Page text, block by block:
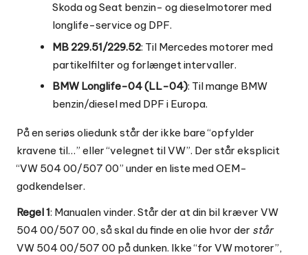
Skoda og Seat benzin- og dieselmotorer med
longlife-service og DPF.
MB 229.51/229.52: Til Mercedes motorer med
partikelfilter og forlænget intervaller.
BMW Longlife-04 (LL-04): Til mange BMW
benzin/diesel med DPF i Europa.
På en seriøs oliedunk står der ikke bare “opfylder
kravene til…” eller “velegnet til VW”. Der står eksplicit
“VW 504 00/507 00” under en liste med OEM-
godkendelser.
Regel 1: Manualen vinder. Står der at din bil kræver VW
504 00/507 00, så skal du finde en olie hvor der står
VW 504 00/507 00 på dunken. Ikke “for VW motorer”,